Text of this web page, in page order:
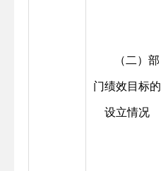
（二）部
门绩效目标的
设立情况